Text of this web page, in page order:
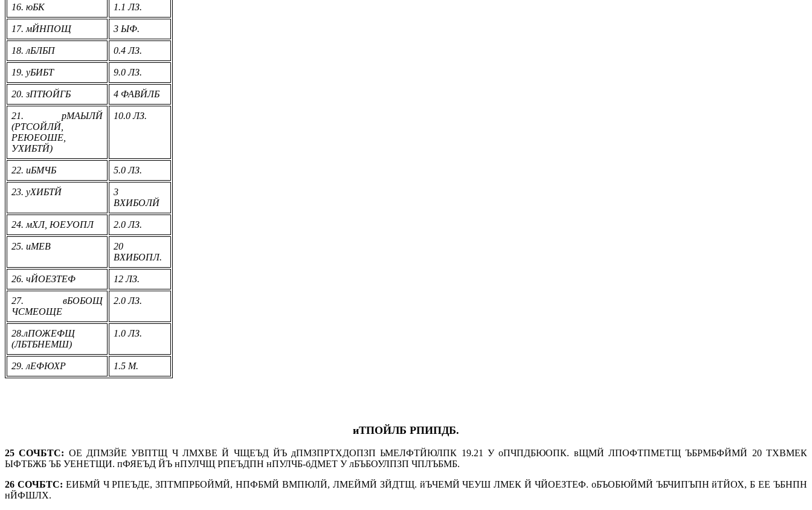
16. юБК 1.1 ЛЗ.
17. мЙНПОЩ 3 ЫФ.
18. лБЛБП 0.4 ЛЗ.
19. уБИБТ 9.0 ЛЗ.
20. зПТЮЙГБ 4 ФАВЙЛБ
21. рМАЫЛЙ
(РТСОЙЛЙ,
РЕЮЕОШЕ,
УХИБТЙ)
10.0 ЛЗ.
22. иБМЧБ 5.0 ЛЗ.
23. уХИБТЙ
3
ВХИБОЛЙ
24. мХЛ, ЮЕУОПЛ 2.0 ЛЗ.
25. иМЕВ
20
ВХИБОПЛ.
26. чЙОЕЗТЕФ 12 ЛЗ.
27. вБОБОЩ
ЧСМЕОЩЕ
2.0 ЛЗ.
28.лПОЖЕФЩ
(ЛБТБНЕМШ)
1.0 ЛЗ.
29. лЕФЮХР 1.5 М.
иТПОЙЛБ РПИПДБ.
25 СОЧБТС: ОЕ ДПМЗЙЕ УВПТЩ Ч ЛМХВЕ Й ЧЩЕЪД ЙЪ дПМЗПРТХДОПЗП ЬМЕЛФТЙЮЛПК 19.21 У оПЧПДБЮОПК. вЩМЙ ЛПОФТПМЕТЩ ЪБРМБФЙМЙ 20 ТХВМЕК
ЫФТБЖБ ЪБ УЕНЕТЩИ. пФЯЕЪД ЙЪ нПУЛЧЩ РПЕЪДПН нПУЛЧБ-бДМЕТ У лБЪБОУЛПЗП ЧПЛЪБМБ.
26 СОЧБТС: ЕИБМЙ Ч РПЕЪДЕ, ЗПТМПРБОЙМЙ, НПФБМЙ ВМПЮЛЙ, ЛМЕЙМЙ ЗЙДТЩ. йЪЧЕМЙ ЧЕУШ ЛМЕК Й ЧЙОЕЗТЕФ. оБЪОБЮЙМЙ ЪБЧИПЪПН йТЙОХ, Б ЕЕ ЪБНПН
нЙФШЛХ.